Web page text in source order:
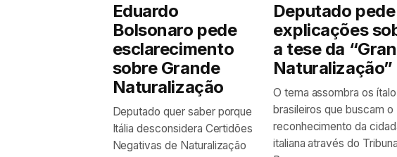
Eduardo
Bolsonaro pede
esclarecimento
sobre Grande
Naturalização
Deputado quer saber porque
Itália desconsidera Certidões
Negativas de Naturalização
Deputado pede
explicações
a tese da
Naturalização”
O tema assombra os
brasileiros que buscam o
reconhecimento da
italiana através do